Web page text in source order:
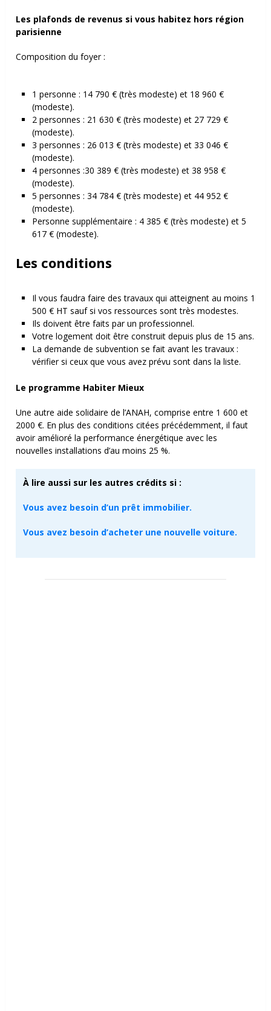
Les plafonds de revenus si vous habitez hors région
parisienne
Composition du foyer :
1 personne : 14 790 € (très modeste) et 18 960 €
(modeste).
2 personnes : 21 630 € (très modeste) et 27 729 €
(modeste).
3 personnes : 26 013 € (très modeste) et 33 046 €
(modeste).
4 personnes :30 389 € (très modeste) et 38 958 €
(modeste).
5 personnes : 34 784 € (très modeste) et 44 952 €
(modeste).
Personne supplémentaire : 4 385 € (très modeste) et 5
617 € (modeste).
Les conditions
Il vous faudra faire des travaux qui atteignent au moins 1
500 € HT sauf si vos ressources sont très modestes.
Ils doivent être faits par un professionnel.
Votre logement doit être construit depuis plus de 15 ans.
La demande de subvention se fait avant les travaux :
vérifier si ceux que vous avez prévu sont dans la liste.
Le programme Habiter Mieux
Une autre aide solidaire de l’ANAH, comprise entre 1 600 et
2000 €. En plus des conditions citées précédemment, il faut
avoir amélioré la performance énergétique avec les
nouvelles installations d’au moins 25 %.
À lire aussi sur les autres crédits si :
Vous avez besoin d’un prêt immobilier.
Vous avez besoin d’acheter une nouvelle voiture.